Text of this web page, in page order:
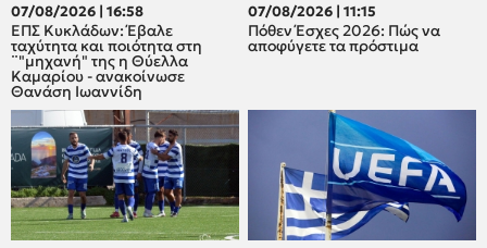
07/08/2026 | 16:58
ΕΠΣ Κυκλάδων: Έβαλε
ταχύτητα και ποιότητα στη
¨"μηχανή" της η Θύελλα
Καμαρίου - ανακοίνωσε
Θανάση Ιωαννίδη
07/08/2026 | 11:15
Πόθεν Έσχες 2026: Πώς να
αποφύγετε τα πρόστιμα